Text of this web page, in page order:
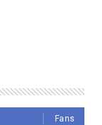
Fans